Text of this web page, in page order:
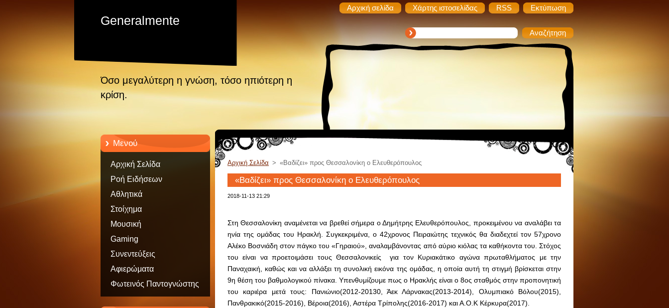
Αρχική σελίδα Χάρτης ιστοσελίδας RSS Εκτύπωση
Generalmente
Όσο μεγαλύτερη η γνώση, τόσο ηπιότερη η
κρίση.
Μενού
Αρχική Σελίδα
Ροή Ειδήσεων
Αθλητικά
Στοίχημα
Μουσική
Gaming
Συνεντεύξεις
Αφιερώματα
Φωτεινός Παντογνώστης
Αρχική Σελίδα > «Βαδίζει» προς Θεσσαλονίκη ο Ελευθερόπουλος
«Βαδίζει» προς Θεσσαλονίκη ο Ελευθερόπουλος
2018-11-13 21:29
Στη Θεσσαλονίκη αναμένεται να βρεθεί σήμερα ο Δημήτρης Ελευθερόπουλος, προκειμένου να αναλάβει τα
ηνία της ομάδας του Ηρακλή. Συγκεκριμένα, ο 42χρονος Πειραιώτης τεχνικός θα διαδεχτεί τον 57χρονο
Αλέκο Βοσνιάδη στον πάγκο του «Γηραιού», αναλαμβάνοντας από αύριο κιόλας τα καθήκοντα του. Στόχος
του είναι να προετοιμάσει τους Θεσσαλονικείς για τον Κυριακάτικο αγώνα πρωταθλήματος με την
Παναχαική, καθώς και να αλλάξει τη συνολική εικόνα της ομάδας, η οποία αυτή τη στιγμή βρίσκεται στην
9η θέση του βαθμολογικού πίνακα. Υπενθυμίζουμε πως ο Ηρακλής είναι ο 8ος σταθμός στην προπονητική
του καριέρα μετά τους: Πανιώνιο(2012-20130, Άεκ Λάρνακας(2013-2014), Ολυμπιακό Βόλου(2015),
Πανθρακικό(2015-2016), Βέροια(2016), Αστέρα Τρίπολης(2016-2017) και Α.Ο.Κ Κέρκυρα(2017).